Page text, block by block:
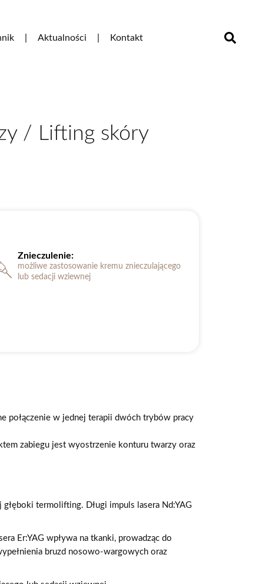
Aktualności Kontakt
/ Lifting skóry
Znieczulenie:
możliwe zastosowanie kremu znieczulającego
lub sedacji wziewnej
połączenie w jednej terapii dwóch trybów pracy
zabiegu jest wyostrzenie konturu twarzy oraz
termolifting. Długi impuls lasera Nd:YAG
Er:YAG wpływa na tkanki, prowadząc do
bruzd nosowo-wargowych oraz